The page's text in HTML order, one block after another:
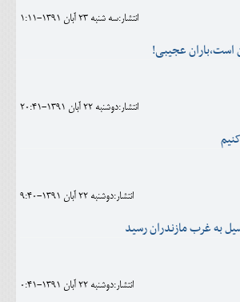
انتشار:سه شنبه 23 آبان 1391-1:11
است،باران عجیبی!
انتشار:دوشنبه 22 آبان 1391-20:41
انتشار:دوشنبه 22 آبان 1391-9:40
به غرب مازندران رسید
انتشار:دوشنبه 22 آبان 1391-0:41